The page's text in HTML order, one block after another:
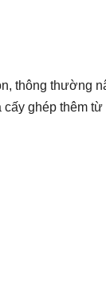
thông thường
ghép thêm